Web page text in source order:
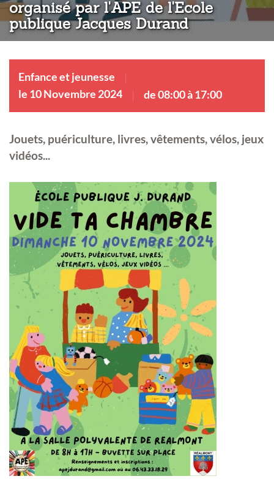
organisé par l'APE de l'Ecole
publique Jacques Durand
Enfance et jeunesse
le 10 Novembre 2024
de 08:00 à 17:00
Jouets, puériculture, livres, vêtements, vélos, jeux
vidéos...